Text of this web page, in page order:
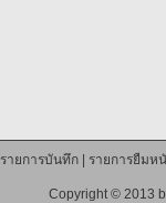
รายการบันทึก| รายการยืมห
Copyright © 2013